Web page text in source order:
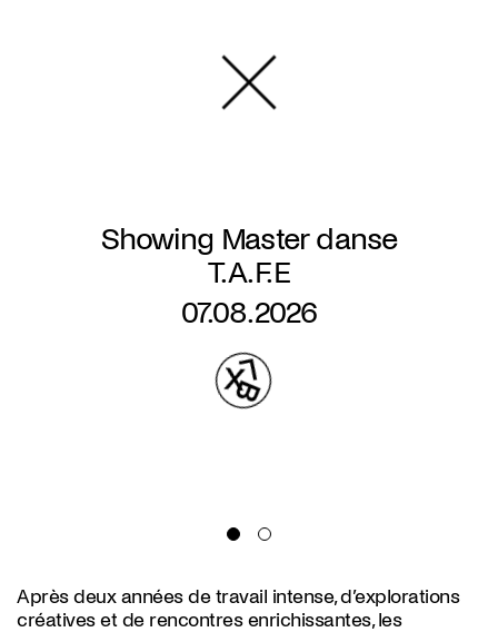
Showing Master danse
T.A.F.E
07.08.2026
Après deux années de travail intense, d’explorations
créatives et de rencontres enrichissantes, les